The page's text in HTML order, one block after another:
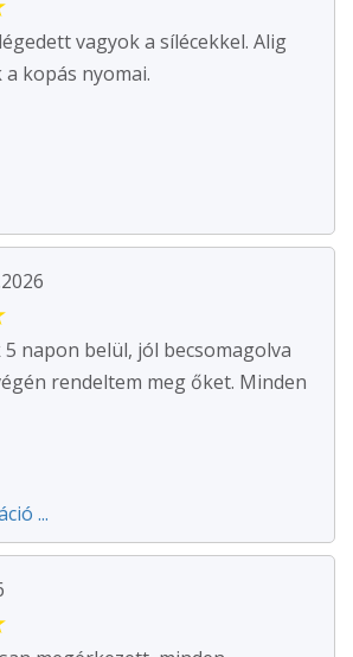
vagyok a sílécekkel. Alig
kopás nyomai.
5 napon belül, jól becsomagolva
rendeltem meg őket. Minden
...